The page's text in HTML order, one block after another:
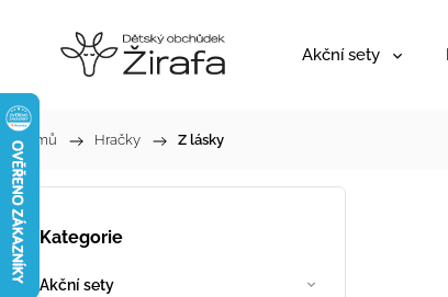
Akční sety
Domů / Hračky / Z lásky
Kategorie
Akční sety